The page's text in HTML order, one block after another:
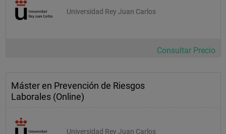
Universidad Rey Juan Carlos
Consultar Precio
Máster en Prevención de Riesgos
Laborales (Online)
Universidad Rey Juan Carlos